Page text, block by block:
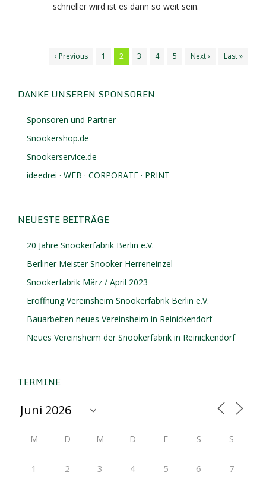
schneller wird ist es dann so weit sein.
‹ Previous 1 2 3 4 5 Next › Last »
DANKE UNSEREN SPONSOREN
Sponsoren und Partner
Snookershop.de
Snookerservice.de
ideedrei · WEB · CORPORATE · PRINT
NEUESTE BEITRÄGE
20 Jahre Snookerfabrik Berlin e.V.
Berliner Meister Snooker Herreneinzel
Snookerfabrik März / April 2023
Eröffnung Vereinsheim Snookerfabrik Berlin e.V.
Bauarbeiten neues Vereinsheim in Reinickendorf
Neues Vereinsheim der Snookerfabrik in Reinickendorf
TERMINE
M D M D F S S
1 2 3 4 5 6 7